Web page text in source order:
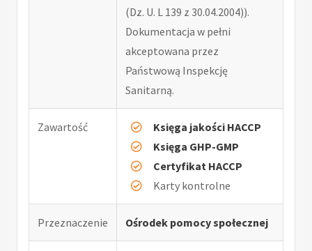
(Dz. U. L 139 z 30.04.2004)).
Dokumentacja w pełni
akceptowana przez
Państwową Inspekcję
Sanitarną.
Zawartość
Księga jakości HACCP
Księga GHP-GMP
Certyfikat HACCP
Karty kontrolne
Przeznaczenie Ośrodek pomocy społecznej